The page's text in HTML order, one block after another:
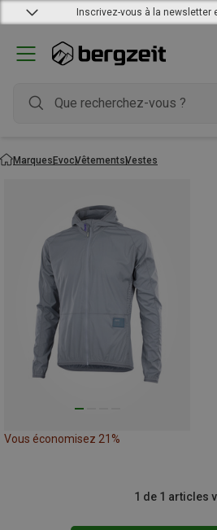
Inscrivez-vous à la newsletter
MarquesEvocVêtementsVestes
Vous économisez 21%
1 de 1 articles